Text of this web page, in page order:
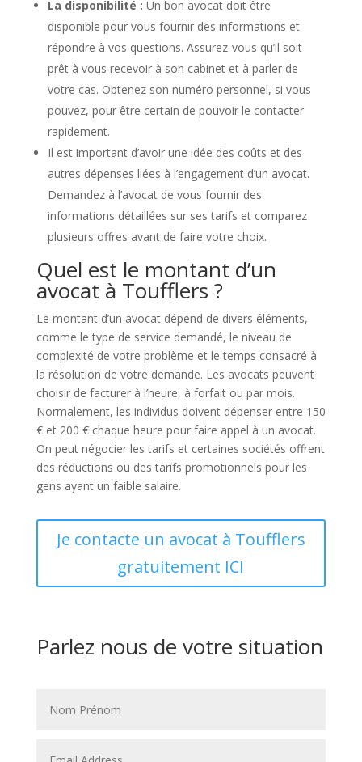
La disponibilité : Un bon avocat doit être
disponible pour vous fournir des informations et
répondre à vos questions. Assurez-vous qu’il soit
prêt à vous recevoir à son cabinet et à parler de
votre cas. Obtenez son numéro personnel, si vous
pouvez, pour être certain de pouvoir le contacter
rapidement.
Il est important d’avoir une idée des coûts et des
autres dépenses liées à l’engagement d’un avocat.
Demandez à l’avocat de vous fournir des
informations détaillées sur ses tarifs et comparez
plusieurs offres avant de faire votre choix.
Quel est le montant d’un
avocat à Toufflers ?
Le montant d’un avocat dépend de divers éléments,
comme le type de service demandé, le niveau de
complexité de votre problème et le temps consacré à
la résolution de votre demande. Les avocats peuvent
choisir de facturer à l’heure, à forfait ou par mois.
Normalement, les individus doivent dépenser entre 150
€ et 200 € chaque heure pour faire appel à un avocat.
On peut négocier les tarifs et certaines sociétés offrent
des réductions ou des tarifs promotionnels pour les
gens ayant un faible salaire.
Je contacte un avocat à Toufflers
gratuitement ICI
Parlez nous de votre situation